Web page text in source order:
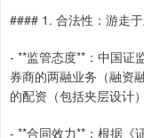
#### 1. 合法性：游走
- **监管态度**：中国证
券商的两融业务（融资
的配资（包括夹层设计
- **合同效力**：根据《